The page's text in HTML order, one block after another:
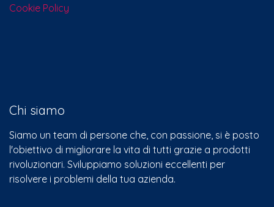
Cookie Policy
Chi siamo
Siamo un team di persone che, con passione, si è posto
l'obiettivo di migliorare la vita di tutti grazie a prodotti
rivoluzionari. Sviluppiamo soluzioni eccellenti per
risolvere i problemi della tua azienda.